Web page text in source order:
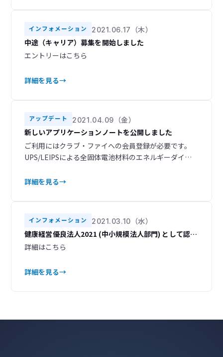
2016 17 2015
インフォメーション 2021.06.17（木）
中途（キャリア）募集を開始しました
エントリーはこちら
詳細を見る
アップデート 2021.04.09（金）
新しいアプリケーションノートを公開しました
ご利用にはクラブ・ファイへの会員登録が必要です。
UPS/LEIPSによる全固体電池材料のエネルギーダイア
材料のエネルギーダイアグラム評価 クラスターサイズ
イリング アプリケーション ダウンロード
詳細を見る
インフォメーション 2021.03.10（水）
健康経営優良法人2021 (中小規模法人部門) として認定
されました。
詳細はこちら
詳細を見る